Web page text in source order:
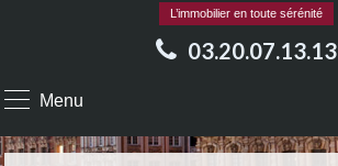
L’immobilier en toute sérénité
03.20.07.13.13
Menu